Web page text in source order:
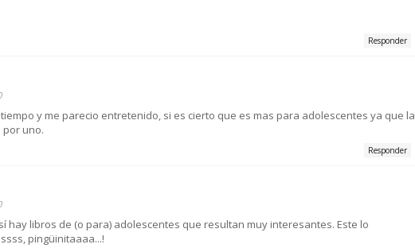
Responder
y me parecio entretenido, si es cierto que es mas para adolescentes ya que la
uno.
Responder
hay libros de (o para) adolescentes que resultan muy interesantes. Este lo
pingüinitaaaa...!